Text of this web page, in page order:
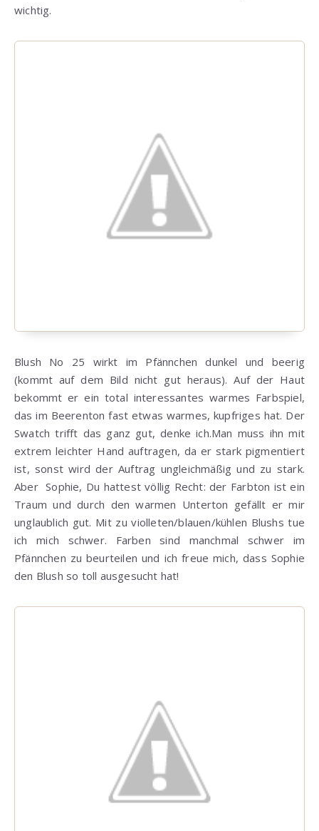
wichtig.
Blush No 25 wirkt im Pfännchen dunkel und beerig
(kommt auf dem Bild nicht gut heraus). Auf der Haut
bekommt er ein total interessantes warmes Farbspiel,
das im Beerenton fast etwas warmes, kupfriges hat. Der
Swatch trifft das ganz gut, denke ich.Man muss ihn mit
extrem leichter Hand auftragen, da er stark pigmentiert
ist, sonst wird der Auftrag ungleichmäßig und zu stark.
Aber Sophie, Du hattest völlig Recht: der Farbton ist ein
Traum und durch den warmen Unterton gefällt er mir
unglaublich gut. Mit zu violleten/blauen/kühlen Blushs tue
ich mich schwer. Farben sind manchmal schwer im
Pfännchen zu beurteilen und ich freue mich, dass Sophie
den Blush so toll ausgesucht hat!